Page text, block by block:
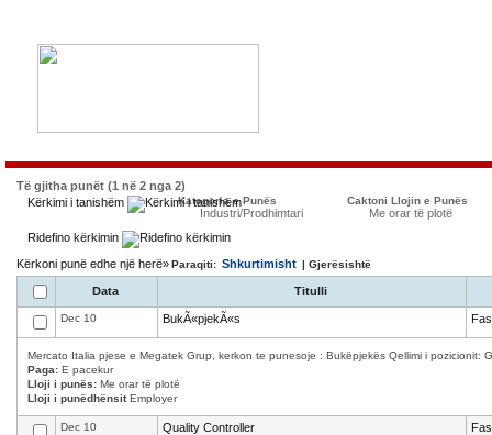
Të gjitha punët (1 në 2 nga 2)
Kërkimi i tanishëm
Kategoria e Punës
Industri/Prodhimtari
Caktoni Llojin e Punës
Me orar të plotë
Ridefino kërkimin
Kërkoni punë edhe një herë»Paraqiti: Shkurtimisht | Gjerësishtë
Data Titulli
Dec 10 BukÃ«pjekÃ«s
Mercato Italia pjese e Megatek Grup, kerkon te punesoje : Bukëpjekës Qellimi i pozicionit:
Paga: E pacekur
Lloji i punës: Me orar të plotë
Lloji i punëdhënsitEmployer
Dec 10 Quality Controller